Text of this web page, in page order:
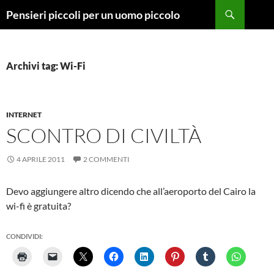
Pensieri piccoli per un uomo piccolo
Archivi tag: Wi-Fi
INTERNET
SCONTRO DI CIVILTÀ
4 APRILE 2011 2 COMMENTI
Devo aggiungere altro dicendo che all’aeroporto del Cairo la
wi-fi è gratuita?
CONDIVIDI: